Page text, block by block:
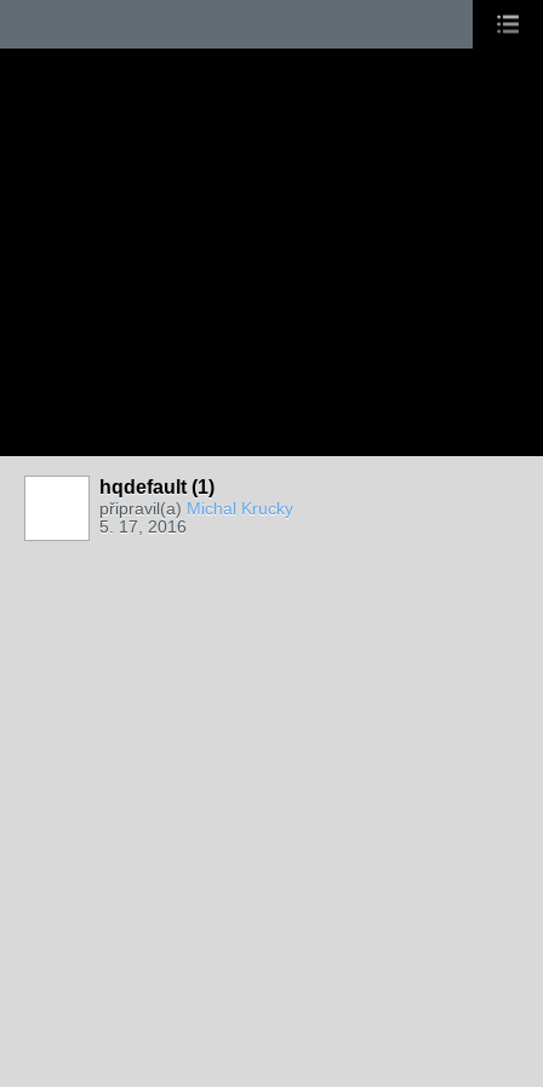
hqdefault (1)
připravil(a) Michal Krucky
5. 17, 2016